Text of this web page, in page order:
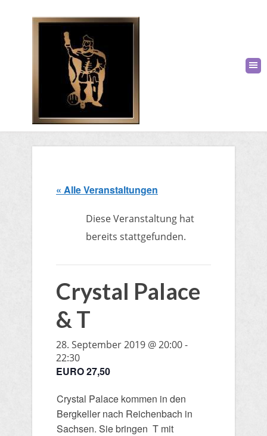
« Alle Veranstaltungen
Diese Veranstaltung hat
bereits stattgefunden.
Crystal Palace
& T
28. September 2019 @ 20:00-
22:30
EURO 27,50
Crystal Palace kommen in den
Bergkeller nach Reichenbach in
Sachsen. Sie bringen T mit